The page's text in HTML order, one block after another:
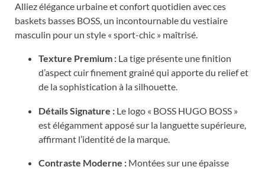
Alliez élégance urbaine et confort quotidien avec ces
baskets basses BOSS, un incontournable du vestiaire
masculin pour un style « sport-chic » maîtrisé.
Texture Premium : La tige présente une finition
d’aspect cuir finement grainé qui apporte du relief et
de la sophistication à la silhouette.
Détails Signature : Le logo « BOSS HUGO BOSS »
est élégamment apposé sur la languette supérieure,
affirmant l’identité de la marque.
Contraste Moderne : Montées sur une épaisse